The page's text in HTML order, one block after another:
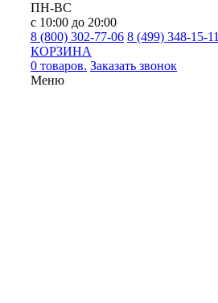
ПН-ВС
с 10:00 до 20:00
8 (800) 302-77-06 8 (499) 348-15-11
КОРЗИНА
0 товаров. Заказать звонок
Меню